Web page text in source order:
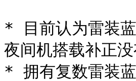
* 目前认为雷装
夜间机搭载补正
* 拥有复数雷装